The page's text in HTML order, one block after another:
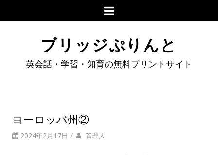
ブリッジぷりんと
英会話・学習・知育の無料プリントサイト
ヨーロッパ州②
2024年2月17日 / 管理人